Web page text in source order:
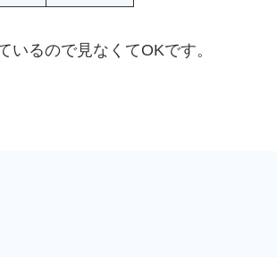
るので見なくてOKです。